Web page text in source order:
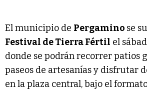
El municipio de Pergamino se
Festival de Tierra Fértil el
donde se podrán recorrer patios
paseos de artesanías y disfrutar
en la plaza central, bajo el